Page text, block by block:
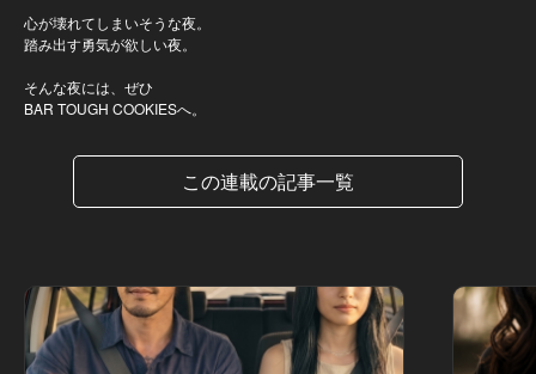
心が壊れてしまいそうな夜。
踏み出す勇気が欲しい夜。
そんな夜には、ぜひ
BAR TOUGH COOKIESへ。
この連載の記事一覧